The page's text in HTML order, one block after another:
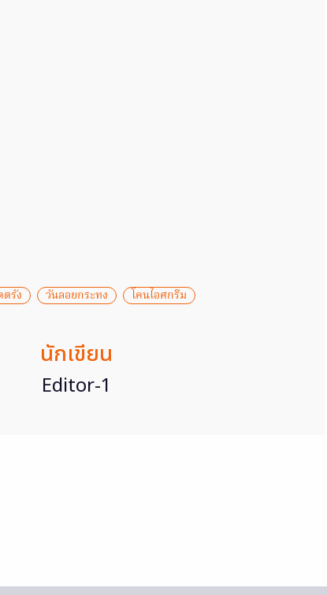
ตรัง วันลอยกระทง โคนไอศกรีม
นักเขียน
Editor-1